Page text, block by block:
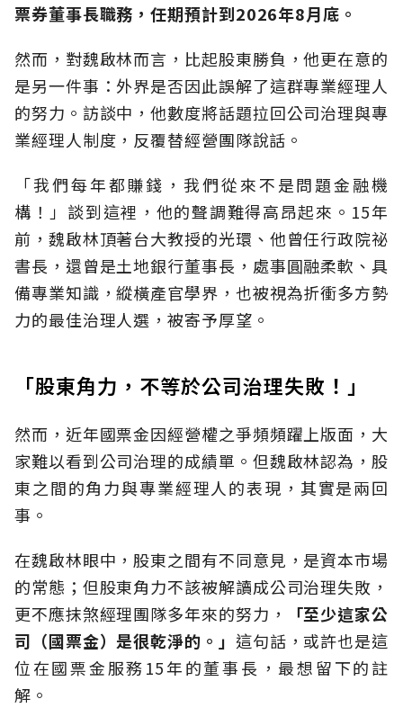
票券董事長職務，任期預計到2026年8月底 。
然而，對魏啟林而言，比起股東勝負，他更在意的
是另一件事：外界是否因此誤解了這群專業經理人
的努力。訪談中，他數度將話題拉回公司治理與專
業經理人制度，反覆替經營團隊說話。
「我們每年都賺錢，我們從來不是問題金融機
構！」談到這裡，他的聲調難得高昂起來。15年
前，魏啟林頂著台大教授的光環、他曾任行政院祕
書長，還曾是土地銀行董事長，處事圓融柔軟、具
備專業知識，縱橫產官學界，也被視為折衝多方勢
力的最佳治理人選，被寄予厚望。
「股東角力，不等於公司治理失敗！」
然而，近年國票金因經營權之爭頻頻躍上版面，大
家難以看到公司治理的成績單。但魏啟林認為，股
東之間的角力與專業經理人的表現，其實是兩回
事。
在魏啟林眼中，股東之間有不同意見，是資本市場
的常態；但股東角力不該被解讀成公司治理失敗，
更不應抹煞經理團隊多年來的努力，
「至少這家公
司（國票金）是很乾淨的。」 這句話，或許也是這
位在國票金服務15年的董事長，最想留下的註
解。